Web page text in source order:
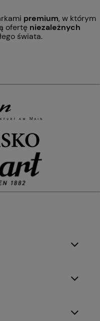
premium, w którym
ofertę niezależnych
świata.